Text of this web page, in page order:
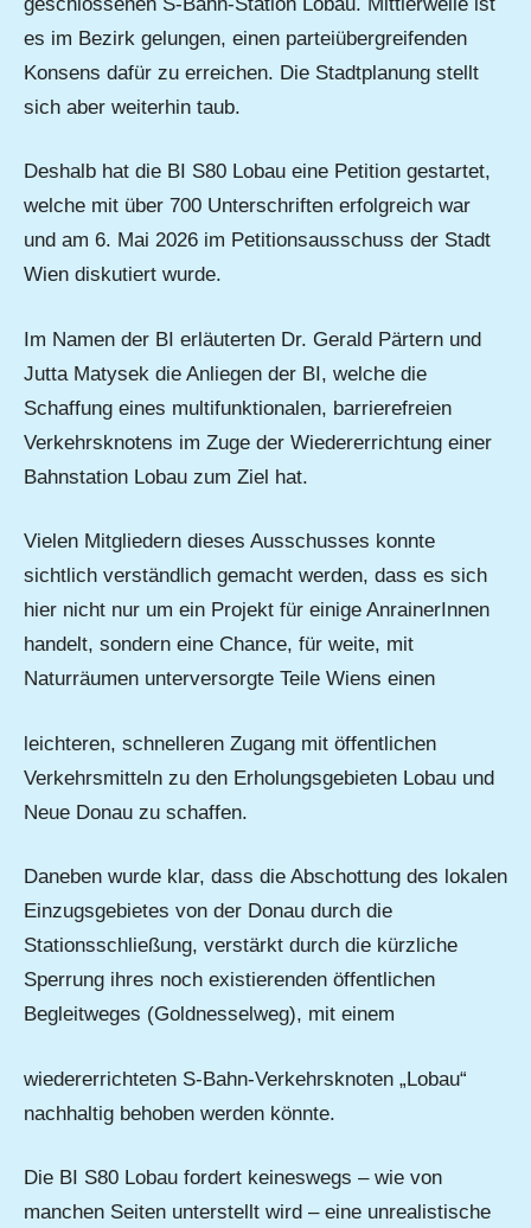
es im Bezirk gelungen, einen parteiübergreifenden
Konsens dafür zu erreichen. Die Stadtplanung stellt
sich aber weiterhin taub.
Deshalb hat die BI S80 Lobau eine Petition gestartet,
welche mit über 700 Unterschriften erfolgreich war
und am 6. Mai 2026 im Petitionsausschuss der Stadt
Wien diskutiert wurde.
Im Namen der BI erläuterten Dr. Gerald Pärtern und
Jutta Matysek die Anliegen der BI, welche die
Schaffung eines multifunktionalen, barrierefreien
Verkehrsknotens im Zuge der Wiedererrichtung einer
Bahnstation Lobau zum Ziel hat.
Vielen Mitgliedern dieses Ausschusses konnte
sichtlich verständlich gemacht werden, dass es sich
hier nicht nur um ein Projekt für einige AnrainerInnen
handelt, sondern eine Chance, für weite, mit
Naturräumen unterversorgte Teile Wiens einen
leichteren, schnelleren Zugang mit öffentlichen
Verkehrsmitteln zu den Erholungsgebieten Lobau und
Neue Donau zu schaffen.
Daneben wurde klar, dass die Abschottung des lokalen
Einzugsgebietes von der Donau durch die
Stationsschließung, verstärkt durch die kürzliche
Sperrung ihres noch existierenden öffentlichen
Begleitweges (Goldnesselweg), mit einem
wiedererrichteten S-Bahn-Verkehrsknoten „Lobau“
nachhaltig behoben werden könnte.
Die BI S80 Lobau fordert keineswegs – wie von
manchen Seiten unterstellt wird – eine unrealistische